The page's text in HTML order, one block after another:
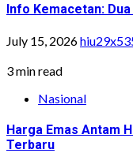
Info Kemacetan:
July 15, 2026
3 min read
Nasional
Harga Emas Antam
Terbaru